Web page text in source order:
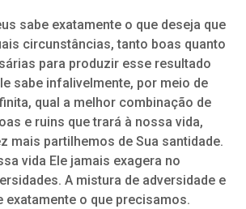
sabe exatamente o que deseja que
circunstâncias, tanto boas quanto
para produzir esse resultado
sabe infalivelmente, por meio de
qual a melhor combinação de
e ruins que trará à nossa vida,
mais partilhemos de Sua santidade.
vida Ele jamais exagera no
A mistura de adversidade e
exatamente o que precisamos.